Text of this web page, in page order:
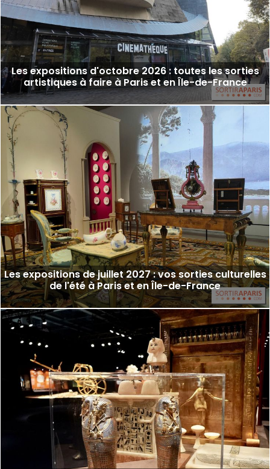
Les expositions d'octobre 2026 : toutes les sorties
artistiques à faire à Paris et en Île-de-France
Les expositions de juillet 2027 : vos sorties culturelles
de l'été à Paris et en Île-de-France